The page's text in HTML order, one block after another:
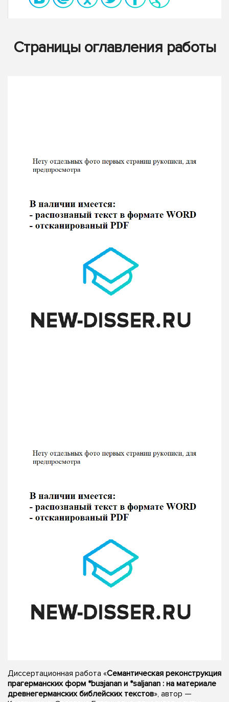
Страницы оглавления работы
Диссертационная работа «Семантическая реконструкция
прагерманских форм *buзjanan и *saljanan : на материале
древнегерманских библейских текстов», автор —